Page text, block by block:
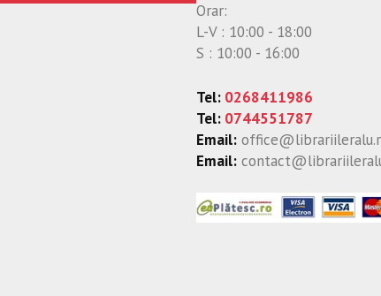
Orar:
L-V : 10:00 - 18:00
S : 10:00 - 16:00
Tel: 0268411986
Tel: 0744551787
Email:
Email: